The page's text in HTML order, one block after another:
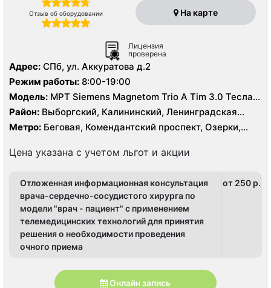
Отзыв об оборудовании На карте
Лицензия
проверена
Адрес: СПб, ул. Аккуратова д.2
Режим работы: 8:00-19:00
Модель: МРТ Siemens Magnetom Trio A Tim 3.0 Тесла,
МРТ полуоткрытого типа Siemens Espree 1.5 Тесла, КТ
Siemens Somatom Definition 128 срезов
Район: Выборгский, Калининский, Ленинградская
область, Приморский
Метро: Беговая, Комендантский проспект, Озерки,
Цена указана с учетом льгот и акции
Отложенная информационная консультация
врача-сердечно-сосудистого хирурга по
модели "врач - пациент" с применением
телемедицинских технологий для принятия
решения о необходимости проведения
очного приема
от 250 p.
Онлайн запись